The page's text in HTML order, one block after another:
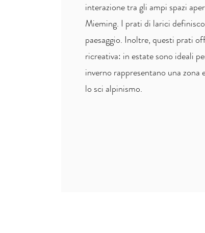
interazione tra gli ampi spazi
Mieming. I prati di larici
paesaggio. Inoltre, questi prati
ricreativa: in estate sono ideali
inverno rappresentano una
lo sci alpinismo.